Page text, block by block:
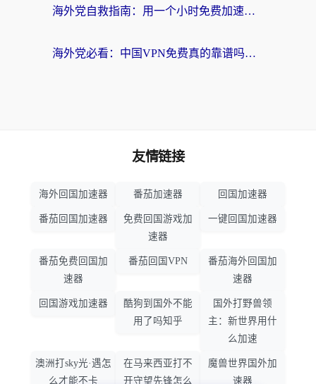
海外党自救指南：用一个小时免费加速器，轻松打破国内资源访问壁垒？
海外党必看：中国VPN免费真的靠谱吗？手把手教你选对回国加速器
友情链接
海外回国加速器 番茄加速器 回国加速器
番茄回国加速器
免费回国游戏加
速器
一键回国加速器
番茄免费回国加
速器
番茄回国VPN
番茄海外回国加
速器
回国游戏加速器
酷狗到国外不能
用了吗知乎
国外打野兽领
主：新世界用什
么加速
澳洲打sky光·遇怎
么才能不卡
在马来西亚打不
开守望先锋怎么
魔兽世界国外加
速器